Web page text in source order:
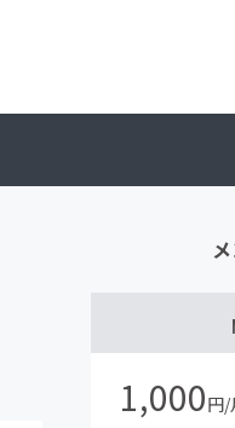
1,000円/